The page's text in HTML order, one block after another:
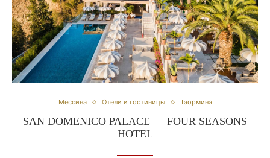
Мессина Отели и гостиницы Таормина
SAN DOMENICO PALACE — FOUR SEASONS
HOTEL